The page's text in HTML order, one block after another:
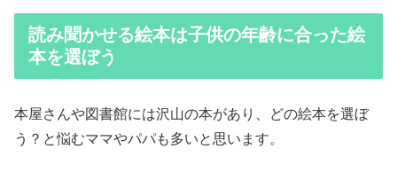
読み聞かせる絵本は子供の年齢に合った絵
本を選ぼう
本屋さんや図書館には沢山の本があり、どの絵本を選ぼ
う？と悩むママやパパも多いと思います。